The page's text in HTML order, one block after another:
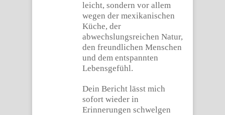
leicht, sondern vor allem
wegen der mexikanischen
Küche, der
abwechslungsreichen Natur,
den freundlichen Menschen
und dem entspannten
Lebensgefühl.
Dein Bericht lässt mich
sofort wieder in
Erinnerungen schwelgen